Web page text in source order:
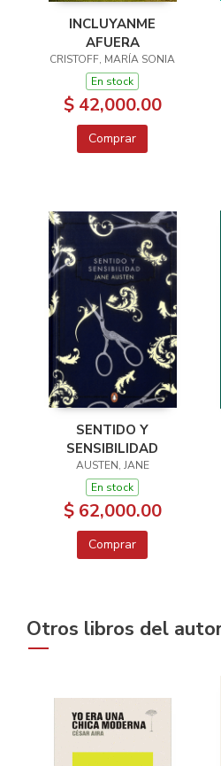
INCLUYANME
AFUERA
CRISTOFF, MARÍA SONIA
En stock
$ 42,000.00
Comprar
SENTIDO Y
SENSIBILIDAD
AUSTEN, JANE
En stock
$ 62,000.00
Comprar
Otros libros del